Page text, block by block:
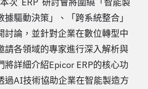
次 ERP 研討會將圍繞「智能製
驅動決策」、「跨系統整合」
討論，並針對企業在數位轉型中
請各領域的專家進行深入解析與
將詳細介紹Epicor ERP的核心功
過AI技術協助企業在智能製造方